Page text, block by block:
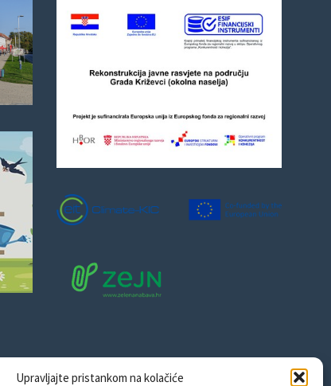
Upravljajte pristankom na kolačiće